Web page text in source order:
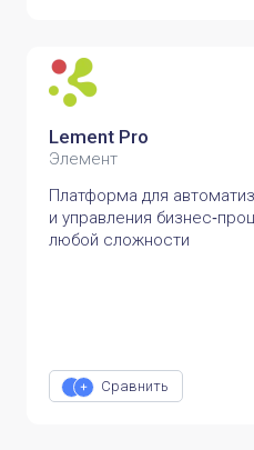
Lement Pro
Элемент
Платформа для
и управления
любой сложности
Сравнить